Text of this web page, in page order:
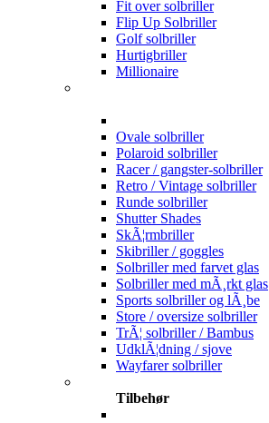
Fit over solbriller
Flip Up Solbriller
Golf solbriller
Hurtigbriller
Millionaire
Ovale solbriller
Polaroid solbriller
Racer / gangster-solbriller
Retro / Vintage solbriller
Runde solbriller
Shutter Shades
SkÃ¦rmbriller
Skibriller / goggles
Solbriller med farvet glas
Solbriller med mÃ¸rkt glas
Sports solbriller og lÃ¸be
Store / oversize solbriller
TrÃ¦ solbriller / Bambus
UdklÃ¦dning / sjove
Wayfarer solbriller
Tilbehør